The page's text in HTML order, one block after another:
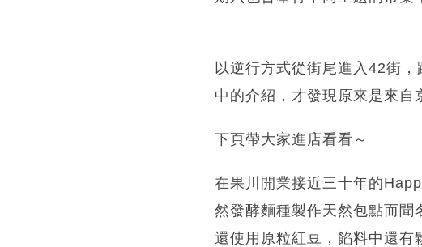
以逆行方式從街尾進入42街
中的介紹，才發現原來是來自
下頁帶大家進店看看～
在果川開業接近三十年的
然發酵麵種製作天然包點而聞
還使用原粒紅豆，餡料中還有